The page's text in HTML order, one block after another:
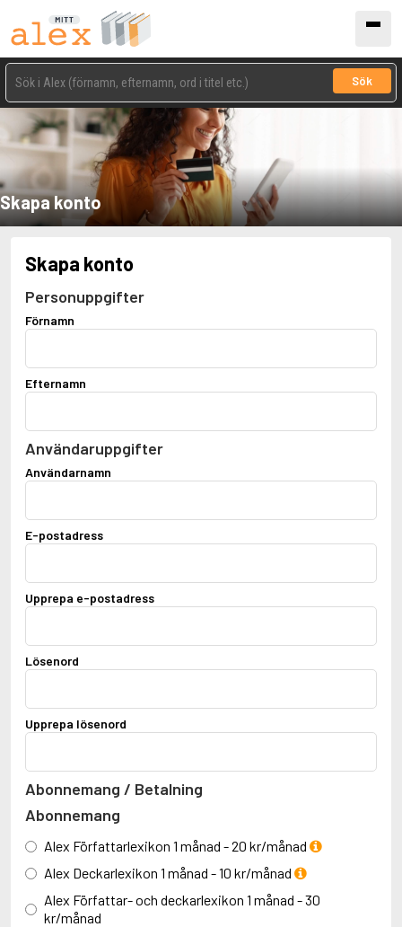
Sök
Skapa konto
Skapa konto
Personuppgifter
Förnamn
Efternamn
Användaruppgifter
Användarnamn
E-postadress
Upprepa e-postadress
Lösenord
Upprepa lösenord
Abonnemang / Betalning
Abonnemang
Alex Författarlexikon 1 månad - 20 kr/månad
Alex Deckarlexikon 1 månad - 10 kr/månad
Alex Författar- och deckarlexikon 1 månad - 30
kr/månad